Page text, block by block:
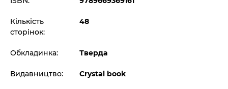
Кількість
сторінок:
48
Обкладинка: Тверда
Видавництво: Crystal book